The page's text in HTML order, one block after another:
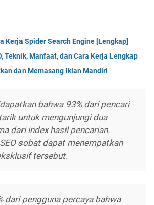
Kerja Spider Search Engine [Lengkap]
Teknik, Manfaat, dan Cara Kerja Lengkap
dan Memasang Iklan Mandiri
bahwa 93% dari pencari
untuk mengunjungi dua
dari index hasil pencarian.
sobat dapat menempatkan
tersebut.
dari pengguna percaya bahwa